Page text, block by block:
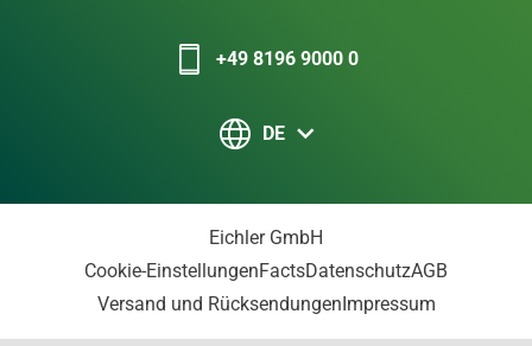
+49 8196 9000 0
DE
Eichler GmbH
Cookie-EinstellungenFactsDatenschutzAGB
Versand und RücksendungenImpressum